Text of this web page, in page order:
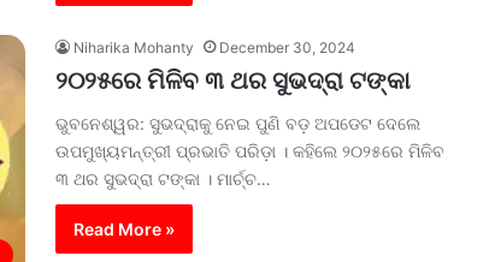
Niharika Mohanty December 30, 2024
୨୦୨୫ରେ ମିଳିବ ୩ ଥର ସୁଭଦ୍ରା ଟଙ୍କା
ଭୁବନେଶ୍ୱର: ସୁଭଦ୍ରାକୁ ନେଇ ପୁଣି ବଡ଼ ଅପଡେଟ ଦେଲେ
ଉପମୁଖ୍ୟମନ୍ତ୍ରୀ ପ୍ରଭାତି ପରିଡ଼ା । କହିଲେ ୨୦୨୫ରେ ମିଳିବ
୩ ଥର ସୁଭଦ୍ରା ଟଙ୍କା । ମାର୍ଚ୍ଚ…
Read More »